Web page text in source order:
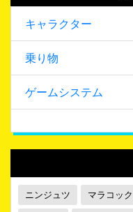
キャラクター
乗り物
ゲームシステム
ニンジュツ マラコック